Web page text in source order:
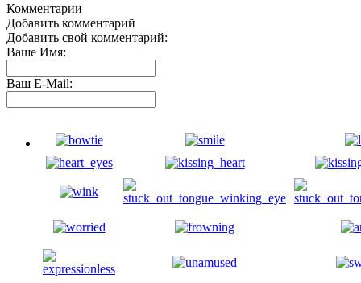
Комментарии
Добавить комментарий
Добавить свой комментарий:
Ваше Имя:
Ваш E-Mail: